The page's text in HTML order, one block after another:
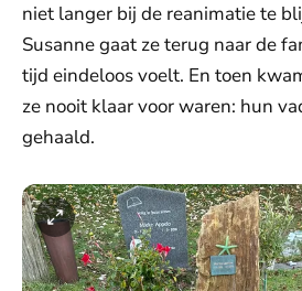
niet langer bij de reanimatie te
Susanne gaat ze terug naar de
tijd eindeloos voelt. En toen
ze nooit klaar voor waren: hun
gehaald.